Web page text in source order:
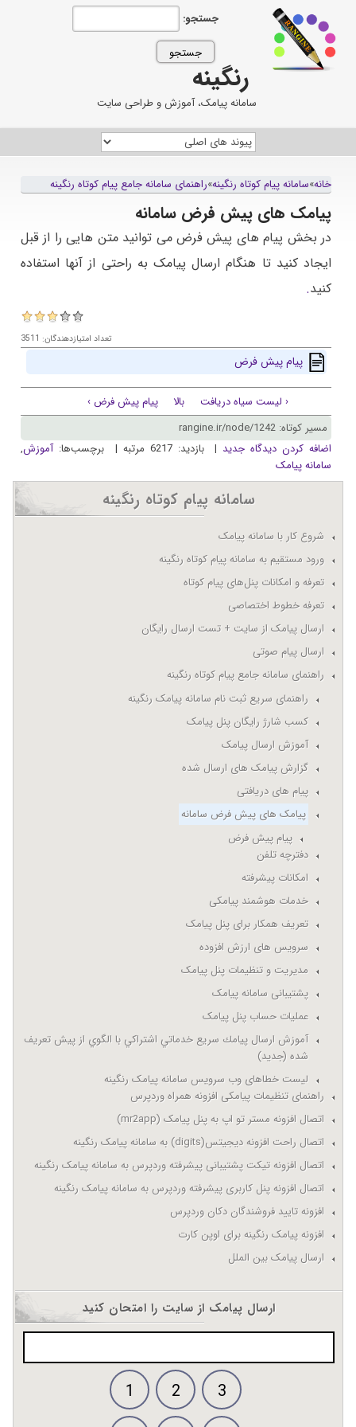
جستجو:
رنگینه
سامانه پیامک، آموزش و طراحی سایت
خانه»سامانه پيام کوتاه رنگينه»راهنمای سامانه جامع پیام کوتاه رنگینه
پیامک های پیش فرض سامانه
در بخش پیام های پیش فرض می توانید متن هایی را از قبل
ایجاد کنید تا هنگام ارسال پیامک به راحتی از آنها استفاده
کنید.
تعداد امتیازدهندگان: 3511
پیام پیش فرض
‹ لیست سیاه دریافت بالا
پیام پیش فرض ›
مسیر کوتاه: rangine.ir/node/1242
اضافه کردن دیدگاه جدید | بازدید: 6217 مرتبه | برچسب‌ها: آموزش,
سامانه پیامک
سامانه پيام کوتاه رنگينه
شروع کار با سامانه پيامک
ورود مستقیم به سامانه پیام کوتاه رنگینه
تعرفه و امکانات پنل‌های پيام کوتاه
تعرفه خطوط اختصاصی
ارسال پيامک از سايت + تست ارسال رایگان
ارسال پیام صوتی
راهنمای سامانه جامع پیام کوتاه رنگینه
راهنمای سریع ثبت نام سامانه پیامک رنگینه
کسب شارژ رایگان پنل پیامک
آموزش ارسال پیامک
گزارش پیامک های ارسال شده
پیام های دریافتی
پیامک های پیش فرض سامانه
پیام پیش فرض
دفترچه تلفن
امکانات پیشرفته
خدمات هوشمند پیامکی
تعریف همکار برای پنل پیامک
سرویس های ارزش افزوده
مدیریت و تنظیمات پنل پیامک
پشتیبانی سامانه پیامک
عملیات حساب پنل پیامک
آموزش ارسال پيامك سريع خدماتي اشتراكي با الگوي از پيش تعريف
شده (جدید)
لیست خطاهای وب سرویس سامانه پیامک رنگینه
راهنمای تنظیمات پیامکی افزونه همراه وردپرس
اتصال افزونه مستر تو اپ به پنل پیامک (mr2app)
اتصال راحت افزونه دیجیتس(digits) به سامانه پیامک رنگینه
اتصال افزونه تیکت پشتیبانی پیشرفته وردپرس به سامانه پیامک رنگینه
اتصال افزونه پنل کاربری پیشرفته وردپرس به سامانه پیامک رنگینه
افزونه تایید فروشندگان دکان وردپرس
افزونه پیامک رنگینه برای اوپن کارت
ارسال پیامک بین الملل
ارسال پیامک از سایت را امتحان کنید
1 2
3